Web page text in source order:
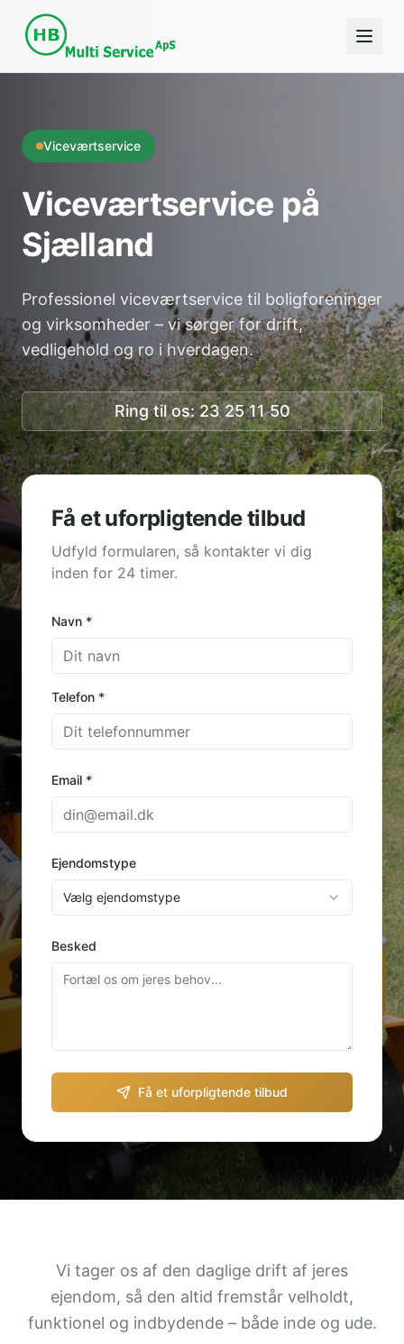
Viceværtservice
Viceværtservice på
Sjælland
Professionel viceværtservice til boligforeninger
og virksomheder – vi sørger for drift,
vedligehold og ro i hverdagen.
Ring til os: 23 25 11 50
Få et uforpligtende tilbud
Udfyld formularen, så kontakter vi dig
inden for 24 timer.
Navn *
Telefon *
Email *
Ejendomstype
Vælg ejendomstype
Besked
Få et uforpligtende tilbud
Vi tager os af den daglige drift af jeres
ejendom, så den altid fremstår velholdt,
funktionel og indbydende – både inde og ude.